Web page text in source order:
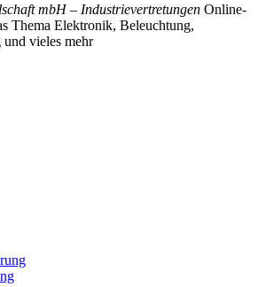
mbH – Industrievertretungen Online-
Thema Elektronik, Beleuchtung,
vieles mehr